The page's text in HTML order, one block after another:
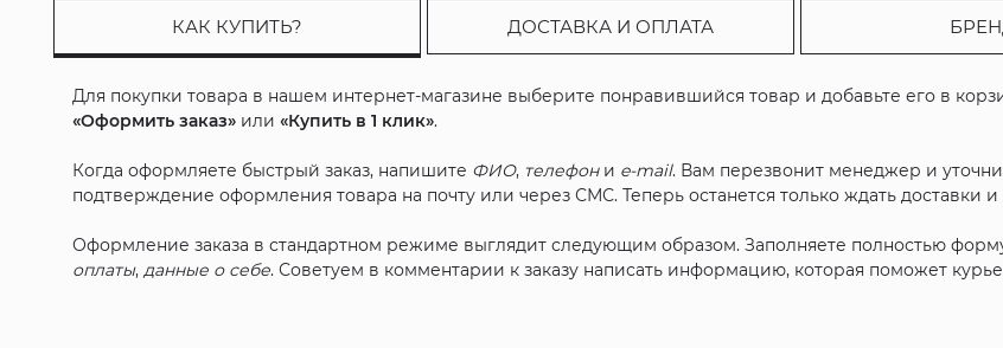
КАК КУПИТЬ? ДОСТАВКА И ОПЛАТА
Для покупки товара в нашем интернет-магазине выберите понравившийся товар и добавьте его в
«Оформить заказ» или«Купить в 1 клик».
Когда оформляете быстрый заказ, напишите ФИО, телефони e-mail. Вам перезвонит менеджер и
подтверждение оформления товара на почту или через СМС. Теперь останется только ждать доставки и
Оформление заказа в стандартном режиме выглядит следующим образом. Заполняете полностью
оплаты,данные о себе. Советуем в комментарии к заказу написать информацию, которая поможет